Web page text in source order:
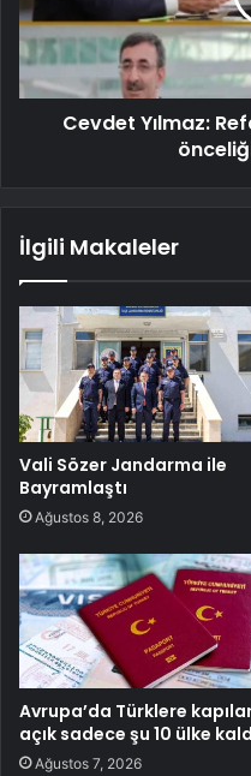
Cevdet Yılmaz:
İlgili Makaleler
Vali Sözer Jandarma ile
Bayramlaştı
Ağustos 8, 2026
Avrupa’da Türklere
açık sadece şu 10 ülke
Ağustos 7, 2026